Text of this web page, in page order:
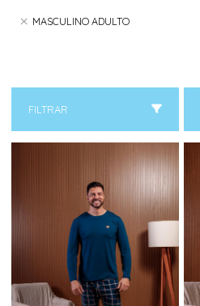
MASCULINO ADULTO
FILTRAR